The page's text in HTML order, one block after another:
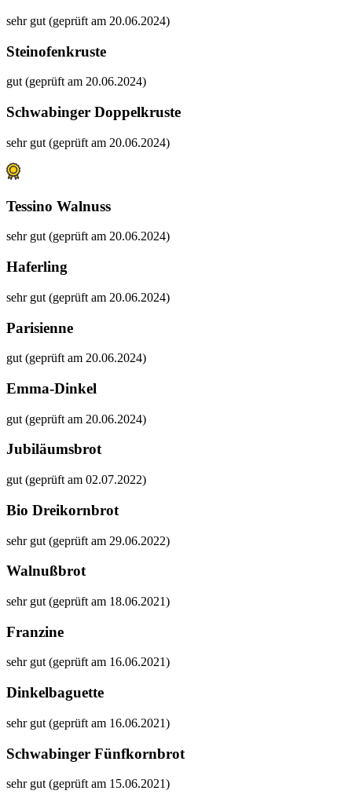
sehr gut (geprüft am 20.06.2024)
Steinofenkruste
gut (geprüft am 20.06.2024)
Schwabinger Doppelkruste
sehr gut (geprüft am 20.06.2024)
Tessino Walnuss
sehr gut (geprüft am 20.06.2024)
Haferling
sehr gut (geprüft am 20.06.2024)
Parisienne
gut (geprüft am 20.06.2024)
Emma-Dinkel
gut (geprüft am 20.06.2024)
Jubiläumsbrot
gut (geprüft am 02.07.2022)
Bio Dreikornbrot
sehr gut (geprüft am 29.06.2022)
Walnußbrot
sehr gut (geprüft am 18.06.2021)
Franzine
sehr gut (geprüft am 16.06.2021)
Dinkelbaguette
sehr gut (geprüft am 16.06.2021)
Schwabinger Fünfkornbrot
sehr gut (geprüft am 15.06.2021)